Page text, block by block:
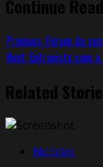
Continue
Previous: Fórum da
Next: Entrevista com a
Related
Notícias